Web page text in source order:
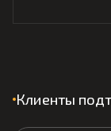
Клиенты